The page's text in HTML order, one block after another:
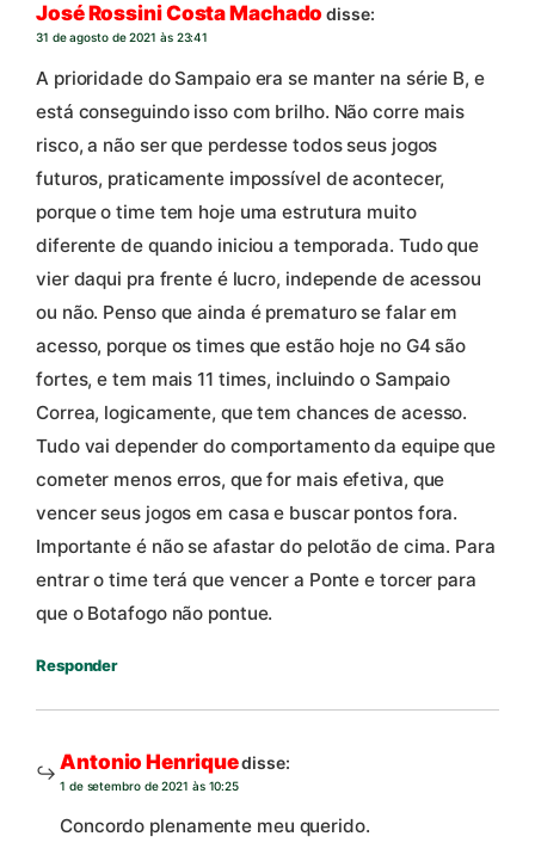
José Rossini Costa Machado disse:
31 de agosto de 2021 às 23:41
A prioridade do Sampaio era se manter na série B, e
está conseguindo isso com brilho. Não corre mais
risco, a não ser que perdesse todos seus jogos
futuros, praticamente impossível de acontecer,
porque o time tem hoje uma estrutura muito
diferente de quando iniciou a temporada. Tudo que
vier daqui pra frente é lucro, independe de acessou
ou não. Penso que ainda é prematuro se falar em
acesso, porque os times que estão hoje no G4 são
fortes, e tem mais 11 times, incluindo o Sampaio
Correa, logicamente, que tem chances de acesso.
Tudo vai depender do comportamento da equipe que
cometer menos erros, que for mais efetiva, que
vencer seus jogos em casa e buscar pontos fora.
Importante é não se afastar do pelotão de cima. Para
entrar o time terá que vencer a Ponte e torcer para
que o Botafogo não pontue.
Responder
Antonio Henriquedisse:
1 de setembro de 2021 às 10:25
Concordo plenamente meu querido.